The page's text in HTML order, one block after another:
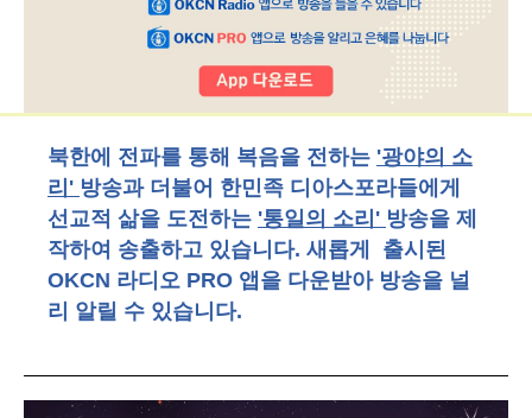
북한에 전파를 통해 복음을 전하는 '광야의 소
리' 방송과 더불어 한민족 디아스포라들에게
선교적 삶을 도전하는 '통일의 소리' 방송을 제
작하여 송출하고 있습니다. 새롭게 출시된
OKCN 라디오 PRO 앱을 다운받아 방송을 널
리 알릴 수 있습니다.